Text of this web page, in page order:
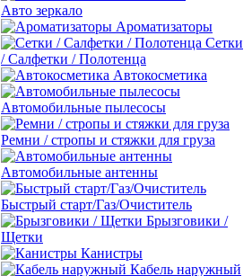
Авто зеркало
Ароматизаторы
Сетки
/ Салфетки / Полотенца
Автокосметика
Автомобильные пылесосы
Ремни / стропы и стяжки для груза
Автомобильные антенны
Быстрый старт/Газ/Очиститель
Брызговики /
Щетки
Канистры
Кабель наружный